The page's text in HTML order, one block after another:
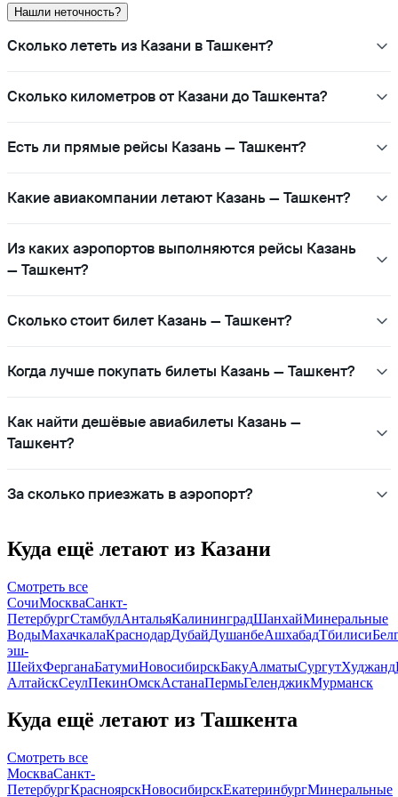
Нашли неточность?
Сколько лететь из Казани в Ташкент?
Сколько километров от Казани до Ташкента?
Есть ли прямые рейсы Казань — Ташкент?
Какие авиакомпании летают Казань — Ташкент?
Из каких аэропортов выполняются рейсы Казань
— Ташкент?
Сколько стоит билет Казань — Ташкент?
Когда лучше покупать билеты Казань — Ташкент?
Как найти дешёвые авиабилеты Казань —
Ташкент?
За сколько приезжать в аэропорт?
Куда ещё летают из Казани
Смотреть все
СочиМоскваСанкт-
ПетербургСтамбулАнтальяКалининградШанхайМинеральные
ВодыМахачкалаКраснодарДубайДушанбеАшхабадТбилиси
эш-
ШейхФерганаБатумиНовосибирскБакуАлматыСургутХуджанд
АлтайскСеулПекинОмскАстанаПермьГеленджикМурманск
Куда ещё летают из Ташкента
Смотреть все
МоскваСанкт-
ПетербургКрасноярскНовосибирскЕкатеринбургМинеральные